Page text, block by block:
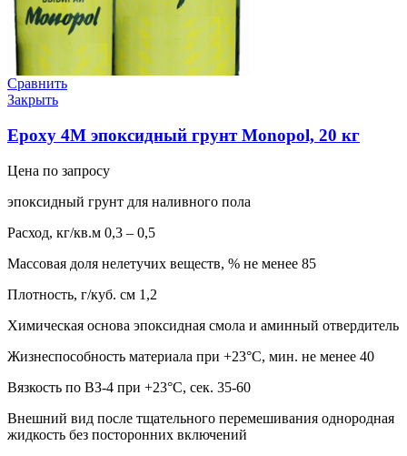
Сравнить
Закрыть
Epoxy 4M эпоксидный грунт Monopol, 20 кг
Цена по запросу
эпоксидный грунт для наливного пола
Расход, кг/кв.м 0,3 – 0,5
Массовая доля нелетучих веществ, % не менее 85
Плотность, г/куб. см 1,2
Химическая основа эпоксидная смола и аминный отвердитель
Жизнеспособность материала при +23°С, мин. не менее 40
Вязкость по ВЗ-4 при +23°С, сек. 35-60
Внешний вид после тщательного перемешивания однородная
жидкость без посторонних включений